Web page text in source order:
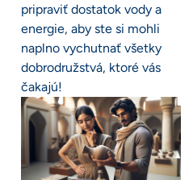
pripraviť dostatok vody a
energie, aby ste si mohli
naplno vychutnať všetky
dobrodružstvá, ktoré vás
čakajú!